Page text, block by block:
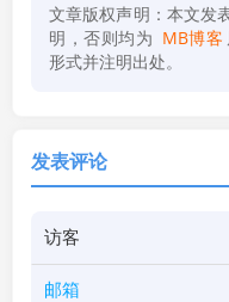
文章版权声明：本文发
明，否则均为 MB博客
形式并注明出处。
发表评论